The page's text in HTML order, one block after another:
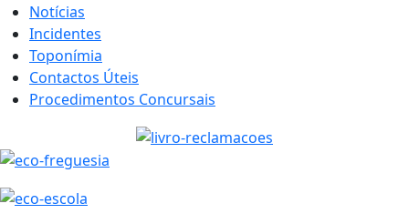
Notícias
Incidentes
Toponímia
Contactos Úteis
Procedimentos Concursais